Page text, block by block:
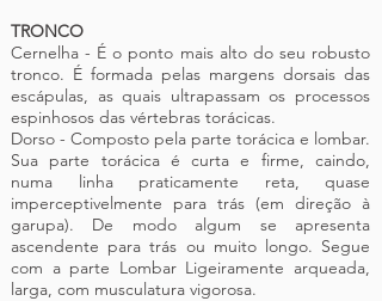
TRONCO
Cernelha - É o ponto mais alto do seu robusto
tronco. É formada pelas margens dorsais das
escápulas, as quais ultrapassam os processos
espinhosos das vértebras torácicas.
Dorso - Composto pela parte torácica e lombar.
Sua parte torácica é curta e firme, caindo,
numa linha praticamente reta, quase
imperceptivelmente para trás (em direção à
garupa). De modo algum se apresenta
ascendente para trás ou muito longo. Segue
com a parte Lombar Ligeiramente arqueada,
larga, com musculatura vigorosa.